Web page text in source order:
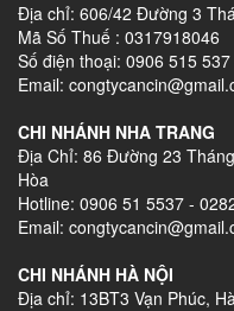
Địa chỉ: 606/42 Đường 3
Mã Số Thuế : 0317918046
Số điện thoại: 0906 515
Email:
CHI NHÁNH NHA TRANG
Địa Chỉ: 86 Đường 23
Hòa
Hotline: 0906 51 5537 -
Email:
CHI NHÁNH HÀ NỘI
Địa chỉ: 13BT3 Vạn Phúc,